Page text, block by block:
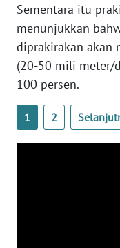
Sementara itu
menunjukkan
diprakirakan akan
(20-50 mili meter/
100 persen.
1 2
NTT
WN
KEPRI
WN
PAPUA